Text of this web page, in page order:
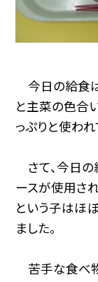
今日の給食は
と主菜の色合
っぷりと使わ
さて、今日
ースが使用さ
という子はほ
ました。
苦手な食べ